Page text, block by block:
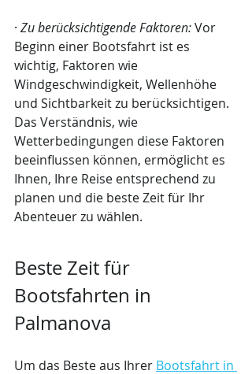
· Zu berücksichtigende Faktoren: Vor
Beginn einer Bootsfahrt ist es
wichtig, Faktoren wie
Windgeschwindigkeit, Wellenhöhe
und Sichtbarkeit zu berücksichtigen.
Das Verständnis, wie
Wetterbedingungen diese Faktoren
beeinflussen können, ermöglicht es
Ihnen, Ihre Reise entsprechend zu
planen und die beste Zeit für Ihr
Abenteuer zu wählen.
Beste Zeit für
Bootsfahrten in
Palmanova
Um das Beste aus Ihrer Bootsfahrt in